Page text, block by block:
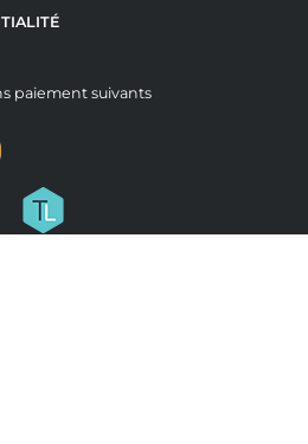
paiement suivants